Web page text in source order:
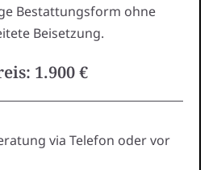
Bestattungsform ohne
Beisetzung.
1.900 €
via Telefon oder vor